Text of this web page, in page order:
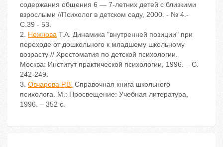
содержания общения 6 — 7-летних детей с близкими
взрослыми //Психолог в детском саду, 2000. - № 4.-
С.39 - 53.
2. Нежнова Т.А. Динамика "внутренней позиции" при
переходе от дошкольного к младшему школьному
возрасту // Хрестоматия по детской психологии.
Москва: Институт практической психологии, 1996. – С.
242-249.
3. Овчарова Р.В. Справочная книга школьного
психолога. М.: Просвещение: Учебная литература,
1996. – 352 с.